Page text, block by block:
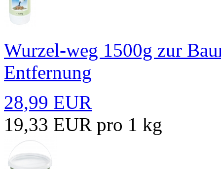
Wurzel-weg 1500g zur
Entfernung
28,99 EUR
19,33 EUR pro 1 kg